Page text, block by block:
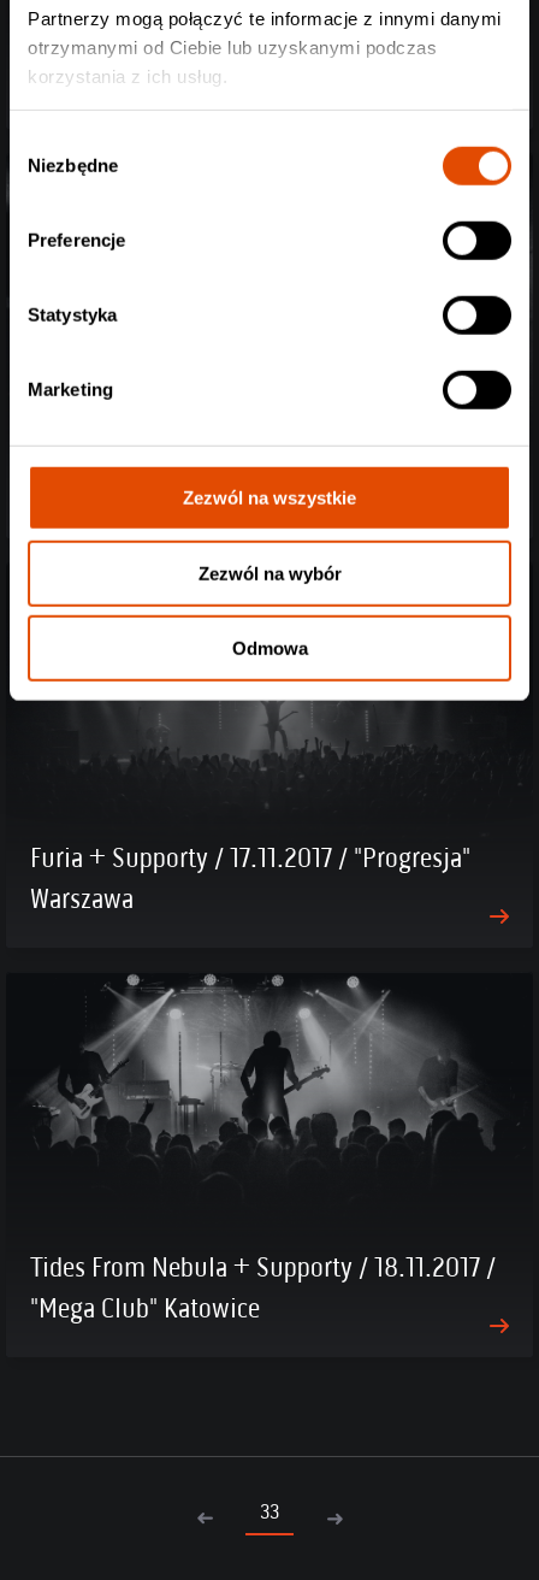
Partnerzy mogą połączyć te informacje z innymi danymi
otrzymanymi od Ciebie lub uzyskanymi podczas
korzystania z ich usług.
zgody
Niezbędne
Preferencje
Statystyka
Marketing
Zezwól na wszystkie
Zezwól na wybór
Odmowa
W.A.S.P. + Support / 25.11.2017 / "Progresja"
Warszawa
Furia + Supporty / 25.11.2017 / "MegaClub"
Furia + Supporty / 17.11.2017 / "Progresja"
Warszawa
Tides From Nebula + Supporty / 18.11.2017 /
"Mega Club" Katowice
33